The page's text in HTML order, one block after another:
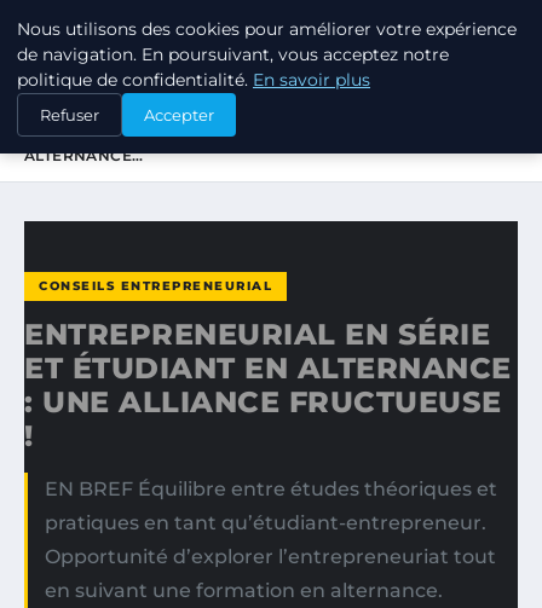
TUEZ-LES TOUS
ACCUEIL
CONSEILS ENTREPRENEURIAL
ENTREPRENEURIAL EN SÉRIE ET ÉTUDIANT EN
ALTERNANCE…
CONSEILS ENTREPRENEURIAL
ENTREPRENEURIAL EN SÉRIE
ET ÉTUDIANT EN ALTERNANCE
: UNE ALLIANCE FRUCTUEUSE
!
EN BREF Équilibre entre études théoriques et
pratiques en tant qu’étudiant-entrepreneur.
Opportunité d’explorer l’entrepreneuriat tout
en suivant une formation en alternance.
Nous utilisons des cookies pour améliorer votre expérience
de navigation. En poursuivant, vous acceptez notre
politique de confidentialité. En savoir plus
Refuser Accepter